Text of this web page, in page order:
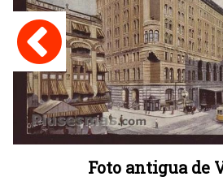
Foto antigua de